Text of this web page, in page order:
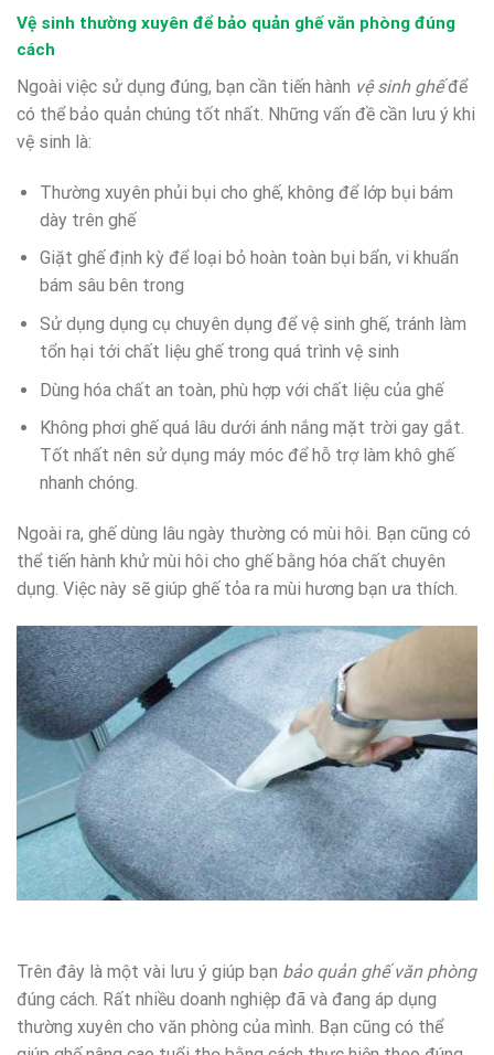
Vệ sinh thường xuyên để bảo quản ghế văn phòng đúng
cách
Ngoài việc sử dụng đúng, bạn cần tiến hành vệ sinh ghếđể
có thể bảo quản chúng tốt nhất. Những vấn đề cần lưu ý khi
vệ sinh là:
Thường xuyên phủi bụi cho ghế, không để lớp bụi bám
dày trên ghế
Giặt ghế định kỳ để loại bỏ hoàn toàn bụi bẩn, vi khuẩn
bám sâu bên trong
Sử dụng dụng cụ chuyên dụng để vệ sinh ghế, tránh làm
tổn hại tới chất liệu ghế trong quá trình vệ sinh
Dùng hóa chất an toàn, phù hợp với chất liệu của ghế
Không phơi ghế quá lâu dưới ánh nắng mặt trời gay gắt.
Tốt nhất nên sử dụng máy móc để hỗ trợ làm khô ghế
nhanh chóng.
Ngoài ra, ghế dùng lâu ngày thường có mùi hôi. Bạn cũng có
thể tiến hành khử mùi hôi cho ghế bằng hóa chất chuyên
dụng. Việc này sẽ giúp ghế tỏa ra mùi hương bạn ưa thích.
Trên đây là một vài lưu ý giúp bạn bảo quản ghế văn phòng
đúng cách. Rất nhiều doanh nghiệp đã và đang áp dụng
thường xuyên cho văn phòng của mình. Bạn cũng có thể